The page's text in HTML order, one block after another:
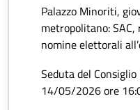
Palazzo Minoriti,
metropolitano:
nomine elettorali
Seduta del
14/05/2026 ore